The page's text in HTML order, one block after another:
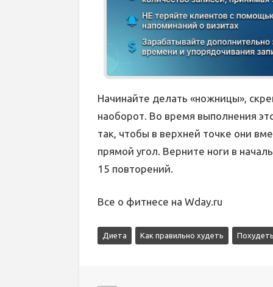
Начинайте делать «ножницы»,
наоборот. Во время выполнения
так, чтобы в верхней точке они
прямой угол. Верните ноги в
15 повторений.
Все о фитнесе на Wday.ru
Диета Как правильно худеть